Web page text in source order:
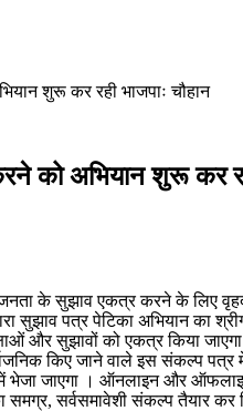
शुरू कर रही भाजपाः चौहान
को अभियान शुरू कर
के सुझाव एकत्र करने के लिए वृहद
सुझाव पत्र पेटिका अभियान का
और सुझावों को एकत्र किया
किए जाने वाले इस संकल्प पत्र
जाएगा । ऑनलाइन और
समग्र, सर्वसमावेशी संकल्प तैयार